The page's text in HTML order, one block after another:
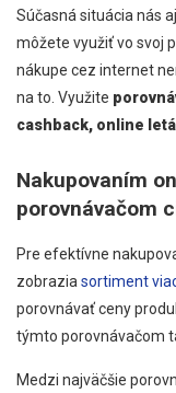
Súčasná situácia nás
môžete využiť vo svoj
nákupe cez internet
na to. Využite
cashback, online
Nakupovaním
porovnávačom
Pre efektívne
zobrazia sortiment
porovnávať ceny
týmto porovnávačom
Medzi najväčšie